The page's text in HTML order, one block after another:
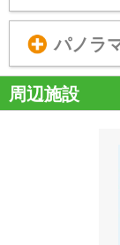
パノラ
周辺施設